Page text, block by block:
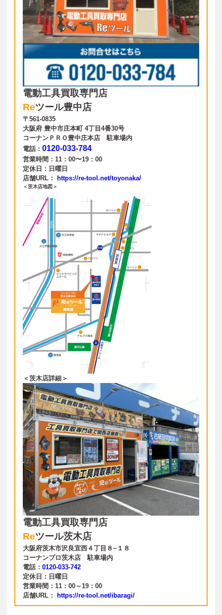
電動工具買取専門店
Reツール豊中店
〒561-0835
大阪府 豊中市庄本町 4丁目4番30号
コーナンＰＲＯ豊中庄本店 駐車場内
電話： 0120-033-784
営業時間：11：00〜19：00
定休日：日曜日
店舗URL： https://re-tool.net/toyonaka/
＜茨木店地図＞
＜茨木店詳細＞
電動工具買取専門店
Reツール茨木店
大阪府茨木市沢良宜西４丁目８−１８
コーナンプロ茨木店 駐車場内
電話： 0120-033-742
定休日：日曜日
営業時間：11：00～19：00
店舗URL：
https://re-tool.net/ibaragi/